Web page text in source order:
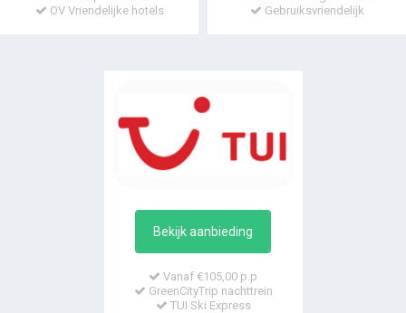
OV Vriendelijke hotels
Gebruiksvriendelijk
Bekijk aanbieding
Vanaf €105,00 p.p
GreenCityTrip nachttrein
TUI Ski Express